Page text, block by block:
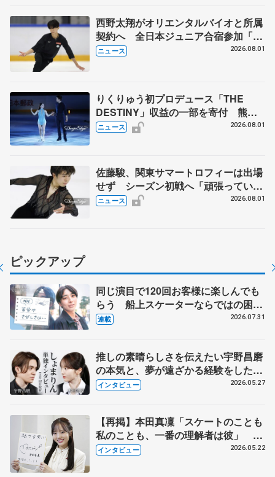
西野太翔がオリエンタルバイオと所属
契約へ 全日本ジュニア合宿参加「結
果残していかないと」 講師はジェー
ニュース 2026.08.01
りくりゅう初プロデュース「THE
DESTINY」収益の一部を寄付 熊本
地震、被災者支援
ニュース 2026.08.01
佐藤駿、関東サマートロフィーは出場
せず シーズン初戦へ「頑張っていき
ます」
ニュース 2026.08.01
ピックアップ
同じ演目で120回お客様に楽しんでも
らう 船上スケーターならではの困難
とは 影響あったPIW前キャプテン松
連載 2026.07.31
推しの素晴らしさを伝えたい宇野昌磨
の本気と、夢が遠ざかる経験をした本
田真凜の覚悟
インタビュー 2026.05.27
【再掲】本田真凜「スケートのことも
私のことも、一番の理解者は彼」 引
退時の単独インタビューで語った競技
インタビュー 2026.05.22